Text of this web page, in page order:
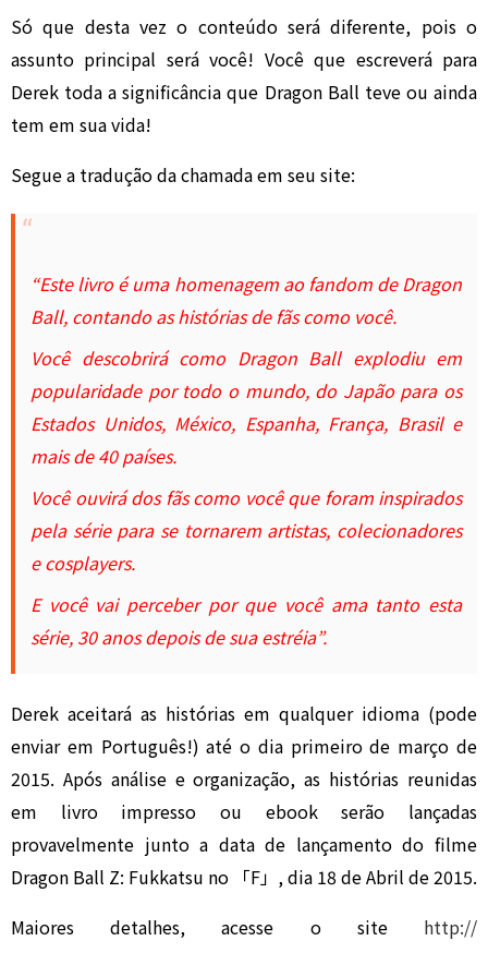
Só que desta vez o conteúdo será diferente, pois o
assunto principal será você! Você que escreverá para
Derek toda a significância que Dragon Ball teve ou ainda
tem em sua vida!
Segue a tradução da chamada em seu site:
“Este livro é uma homenagem ao fandom de Dragon
Ball, contando as histórias de fãs como você.
Você descobrirá como Dragon Ball explodiu em
popularidade por todo o mundo, do Japão para os
Estados Unidos, México, Espanha, França, Brasil e
mais de 40 países.
Você ouvirá dos fãs como você que foram inspirados
pela série para se tornarem artistas, colecionadores
e cosplayers.
E você vai perceber por que você ama tanto esta
série, 30 anos depois de sua estréia”.
Derek aceitará as histórias em qualquer idioma (pode
enviar em Português!) até o dia primeiro de março de
2015. Após análise e organização, as histórias reunidas
em livro impresso ou ebook serão lançadas
provavelmente junto a data de lançamento do filme
Dragon Ball Z: Fukkatsu no 「F」, dia 18 de Abril de 2015.
Maiores detalhes, acesse o site
http://